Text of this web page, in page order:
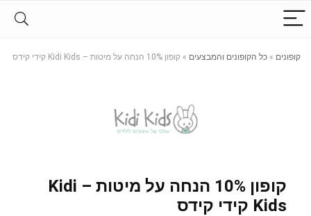
קופונים » כל הקופונים והמבצעים » קופון 10% הנחה על מיטות – Kidi Kids קידי קידס
קופון 10% הנחה על מיטות – Kidi
Kids קידי קידס